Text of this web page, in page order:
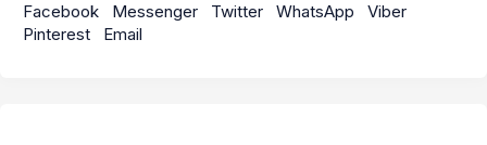
Facebook Messenger Twitter WhatsApp
Viber
Pinterest
Email